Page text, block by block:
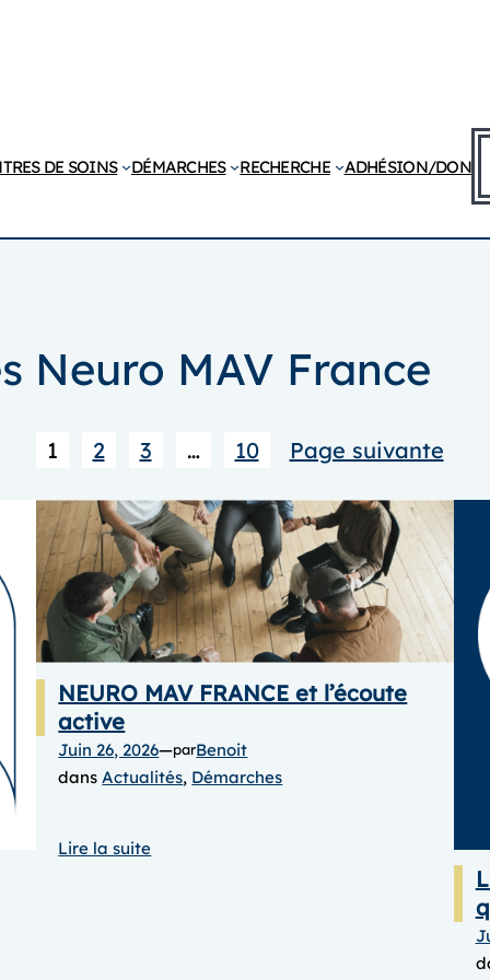
DE SOINS DÉMARCHES RECHERCHE ADHÉSION/DON
Neuro MAV France
1 2 3 … 10 Page suivante
NEURO MAV FRANCE et l’écoute
active
Juin 26, 2026—parBenoit
dans Actualités, Démarches
Lire la suite: